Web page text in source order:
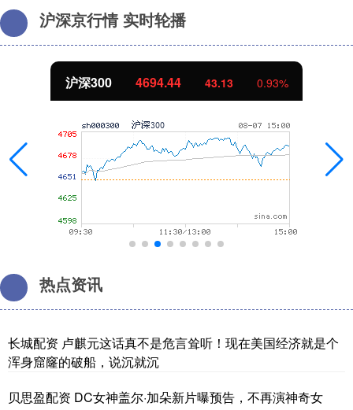
沪深京行情 实时轮播
北证50 1134.24 11.37 1.01%
热点资讯
长城配资 卢麒元这话真不是危言耸听！现在美国经济就是个
浑身窟窿的破船，说沉就沉
贝思盈配资 DC女神盖尔·加朵新片曝预告，不再演神奇女